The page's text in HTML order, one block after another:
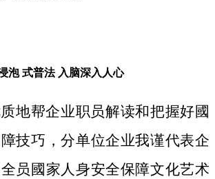
泡 式普法 入脑深入人心
地帮企业职员解读和把握好國
技巧，分单位企业我谨代表企
员國家人身安全保障文化艺术